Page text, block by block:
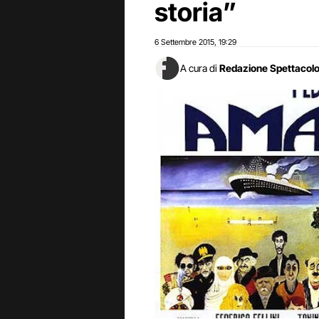
storia”
6 Settembre 2015 19:29
A cura di Redazione Spettacolo